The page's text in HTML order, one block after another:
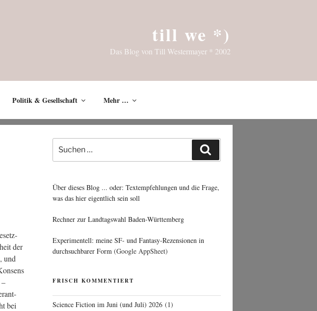
till we *)
Das Blog von Till Westermayer * 2002
Politik & Gesellschaft Mehr …
der
und
bei
nach:
Über dieses Blog ... oder: Textempfehlungen und die Frage,
was das hier eigentlich sein soll
Rechner zur Landtagswahl Baden-Württemberg
Experimentell: meine SF- und Fantasy-Rezensionen in
durchsuchbarer Form (Google AppSheet)
FRISCH KOMMENTIERT
Science Fiction im Juni (und Juli) 2026 (1)